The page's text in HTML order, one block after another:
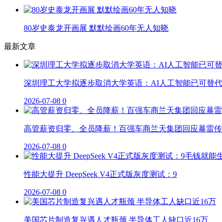
80岁史泰龙开画展 默默绘画60年无人知晓
最新文章
深圳理工大学拟逐步取消大学英语：AI人工智能已可替代
2026-07-08 0
高管薪资归零、全员降薪！百强车商兰天集团回应暴雷
2026-07-08 0
性能大提升 DeepSeek V4正式版灰度测试：9
2026-07-08 0
美国芯片制造复兴遇人才瓶颈 半导体工人缺口近16万